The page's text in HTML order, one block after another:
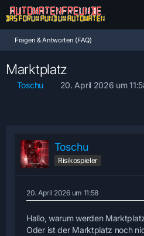
Fragen & Antworten (FAQ)
Marktplatz
Toschu 20. April 2026 um
Toschu
Risikospieler
20. April 2026 um 11:58
Hallo, warum werden
Oder ist der Marktplatz noch